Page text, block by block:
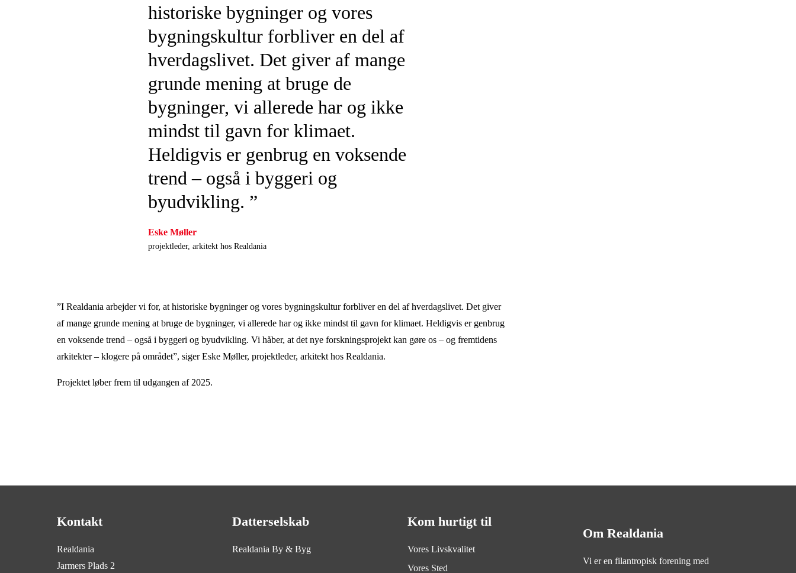
historiske bygninger og vores
bygningskultur forbliver en del af
hverdagslivet. Det giver af mange
grunde mening at bruge de
bygninger, vi allerede har og ikke
mindst til gavn for klimaet.
Heldigvis er genbrug en voksende
trend – også i byggeri og
byudvikling. ”
Eske Møller
projektleder, arkitekt hos Realdania
”I Realdania arbejder vi for, at historiske bygninger og vores bygningskultur forbliver en del af hverdagslivet. Det giver
af mange grunde mening at bruge de bygninger, vi allerede har og ikke mindst til gavn for klimaet. Heldigvis er genbrug
en voksende trend – også i byggeri og byudvikling. Vi håber, at det nye forskningsprojekt kan gøre os – og fremtidens
arkitekter – klogere på området”, siger Eske Møller, projektleder, arkitekt hos Realdania.
Projektet løber frem til udgangen af 2025.
Kontakt
Realdania
Jarmers Plads 2
Datterselskab
Realdania By & Byg
Kom hurtigt til
Vores Livskvalitet
Vores Sted
Om Realdania
Vi er en filantropisk forening med